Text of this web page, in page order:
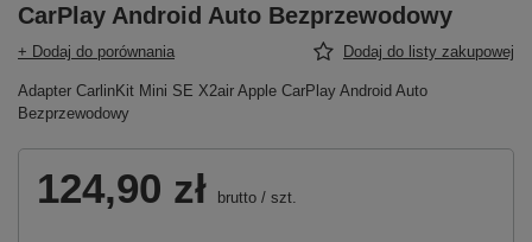
CarPlay Android Auto Bezprzewodowy
+ Dodaj do porównania Dodaj do listy zakupowej
Adapter CarlinKit Mini SE X2air Apple CarPlay Android Auto
Bezprzewodowy
124,90 zł brutto / szt.